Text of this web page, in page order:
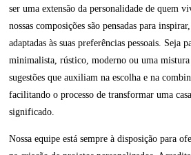
ser uma extensão da personalidade de quem
nossas composições são pensadas para
adaptadas às suas preferências pessoais. Seja
minimalista, rústico, moderno ou uma mistura
sugestões que auxiliam na escolha e na
facilitando o processo de transformar uma
significado.
Nossa equipe está sempre à disposição para